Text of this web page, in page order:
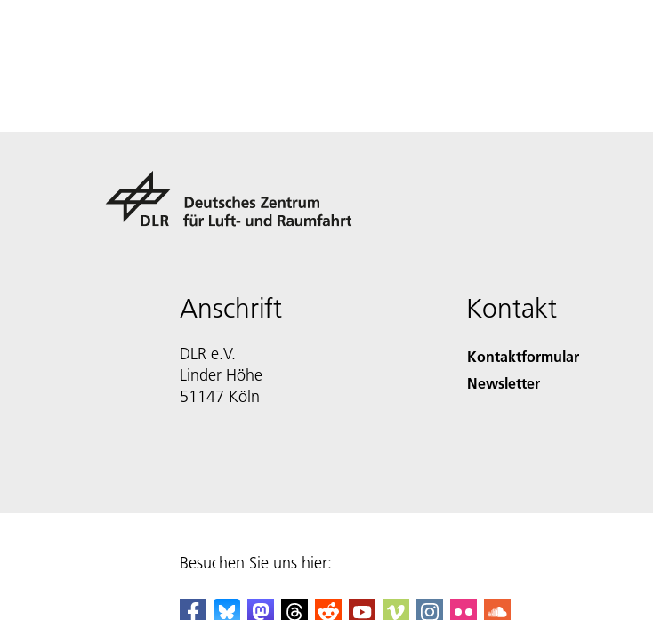
Anschrift
DLR e.V.
Linder Höhe
51147 Köln
Kontakt
Kontaktformular
Newsletter
Besuchen Sie uns hier: